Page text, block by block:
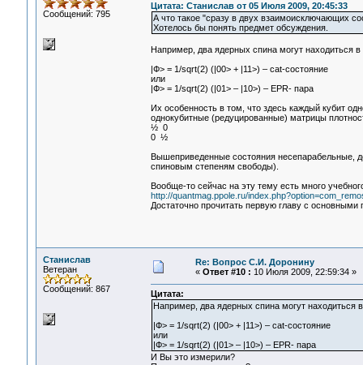
Сообщений: 795
Цитата: Станислав от 05 Июля 2009, 20:45:33
А что такое "сразу в двух взаимоисключающих
Хотелось бы понять предмет обсуждения.
Например, два ядерных спина могут находиться в
|Ф> = 1/sqrt(2) (|00> + |11>) – cat-состояние
или
|Ф> = 1/sqrt(2) (|01> – |10>) – EPR- пара
Их особенность в том, что здесь каждый кубит
однокубитные (редуцированные) матрицы
½ 0
0 ½
Вышеприведенные состояния несепарабельные,
спиновым степеням свободы).
Вообще-то сейчас на эту тему есть много
http://quantmag.ppole.ru/
Достаточно прочитать первую главу с
Станислав
Ветеран
Сообщений: 867
Re: Вопрос С.И. Доронину
« Ответ #10 : 10 Июля 2009, 22:59:34 »
Цитата:
Например, два ядерных спина могут находиться
|Ф> = 1/sqrt(2) (|00> + |11>) – cat-состояние
или
|Ф> = 1/sqrt(2) (|01> – |10>) – EPR- пара
И Вы это измерили?